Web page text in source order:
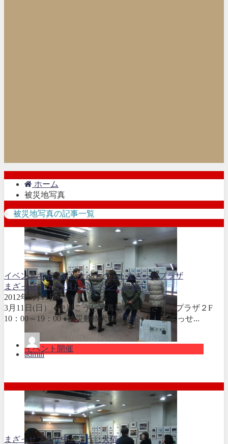
ホーム
被災地写真
被災地写真の記事一覧
イベント開催
イベントキャンドルナイトペットまざっせプラザ
まざっせプラザ3月11日イベント開催中‼
2012年3月11日
3月11日(日） ♦中川こうじ写真展♦ まざっせプラザ２F
10：00～19：00 ♦被災動物犬猫譲渡会♦ まざっせ...
admin
まざっせプラザ中川こうじ犬猫